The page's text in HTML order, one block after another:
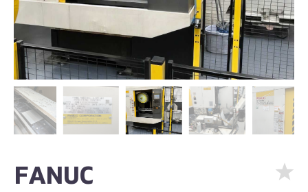
FANUC